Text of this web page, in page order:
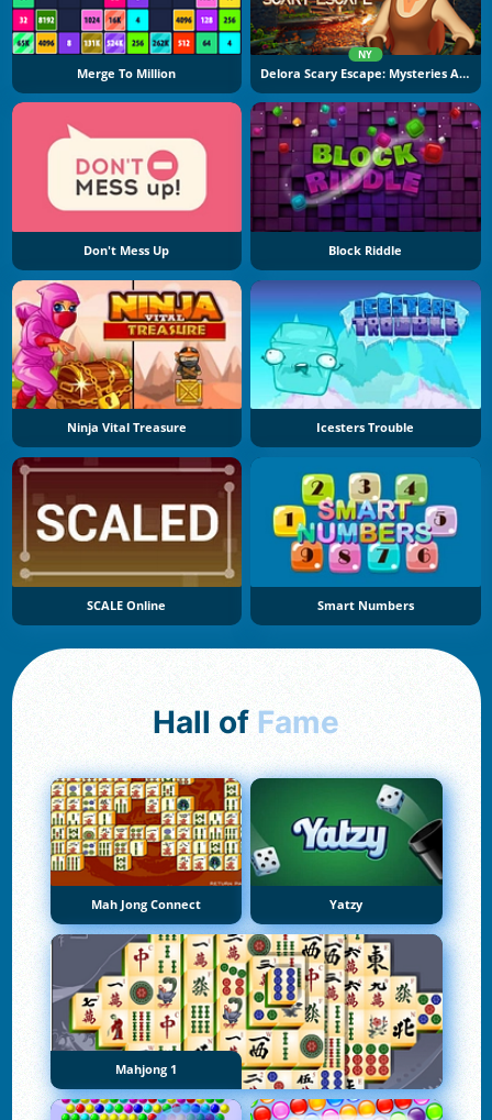
Merge To Million
NY
Delora Scary Escape: Mysteries Adventure
Don't Mess Up Block Riddle
Ninja Vital Treasure Icesters Trouble
SCALE Online Smart Numbers
Hall of Fame
Mah Jong Connect Yatzy
Mahjong 1